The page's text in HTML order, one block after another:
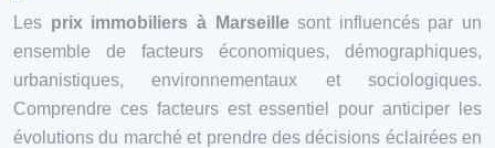
Les prix immobiliers à Marseillesont influencés par un
ensemble de facteurs économiques, démographiques,
urbanistiques, environnementaux et sociologiques.
Comprendre ces facteurs est essentiel pour anticiper les
évolutions du marché et prendre des décisions éclairées en